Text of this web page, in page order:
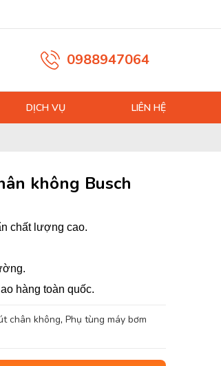
0988947064
DỊCH VỤ LIÊN HỆ
không Busch
chất lượng cao.
hàng toàn quốc.
chân không, Phụ tùng máy bơm